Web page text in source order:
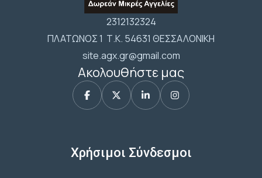
2312132324
ΠΛΑΤΩΝΟΣ 1 Τ.Κ. 54631 ΘΕΣΣΑΛΟΝΙΚΗ
site.agx.gr@gmail.com
Ακολουθήστε μας
Χρήσιμοι Σύνδεσμοι